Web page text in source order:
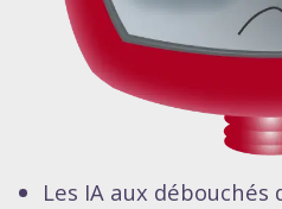
Les IA aux